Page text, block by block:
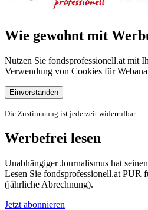
Wie gewohnt mit
Nutzen Sie fondsprofessionell.at mit
Verwendung von Cookies für
Einverstanden
Die Zustimmung ist jederzeit widerrufbar.
Werbefrei lesen
Unabhängiger Journalismus hat
Lesen Sie fondsprofessionell.at PUR
(jährliche Abrechnung).
Jetzt abonnieren